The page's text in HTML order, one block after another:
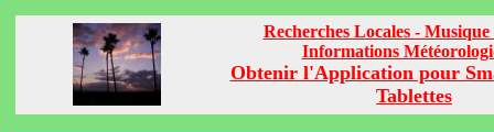
Recherches Locales - Musique
Informations
Obtenir l'Application pour
Tablettes